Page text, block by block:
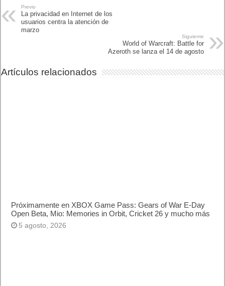
Previo
La privacidad en Internet de
los usuarios centra la
atención de marzo
Siguiente
World of Warcraft: Battle for
Azeroth se lanza el 14 de
Próximamente en XBOX Game Pass: Gears of War E-Day
Open Beta, Mio: Memories in Orbit, Cricket 26 y mucho más